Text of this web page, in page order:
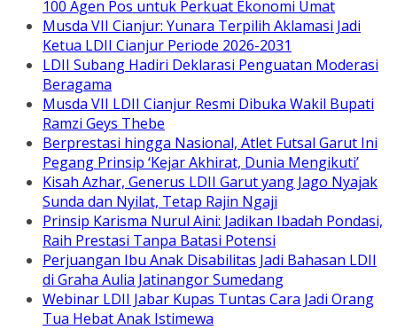
100 Agen Pos untuk Perkuat Ekonomi Umat
Musda VII Cianjur: Yunara Terpilih Aklamasi Jadi
Ketua LDII Cianjur Periode 2026-2031
LDII Subang Hadiri Deklarasi Penguatan Moderasi
Beragama
Musda VII LDII Cianjur Resmi Dibuka Wakil Bupati
Ramzi Geys Thebe
Berprestasi hingga Nasional, Atlet Futsal Garut Ini
Pegang Prinsip ‘Kejar Akhirat, Dunia Mengikuti’
Kisah Azhar, Generus LDII Garut yang Jago Nyajak
Sunda dan Nyilat, Tetap Rajin Ngaji
Prinsip Karisma Nurul Aini: Jadikan Ibadah Pondasi,
Raih Prestasi Tanpa Batasi Potensi
Perjuangan Ibu Anak Disabilitas Jadi Bahasan LDII
di Graha Aulia Jatinangor Sumedang
Webinar LDII Jabar Kupas Tuntas Cara Jadi Orang
Tua Hebat Anak Istimewa